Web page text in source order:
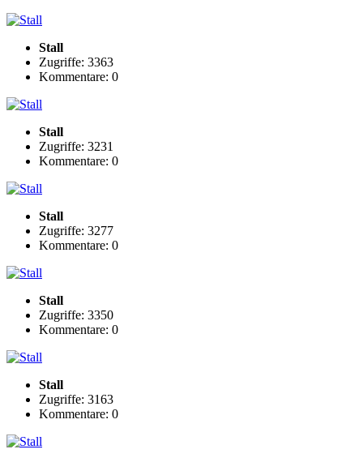
Stall
Zugriffe: 3363
Kommentare: 0
Stall
Zugriffe: 3231
Kommentare: 0
Stall
Zugriffe: 3277
Kommentare: 0
Stall
Zugriffe: 3350
Kommentare: 0
Stall
Zugriffe: 3163
Kommentare: 0